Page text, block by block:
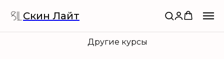
Скин Лайт
Другие курсы